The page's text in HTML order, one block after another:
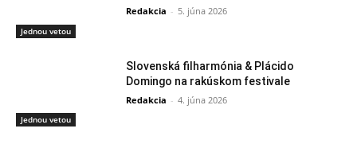
Jednou vetou
Redakcia - 5. júna 2026
Jednou vetou
Slovenská filharmónia & Plácido
Domingo na rakúskom festivale
Redakcia - 4. júna 2026